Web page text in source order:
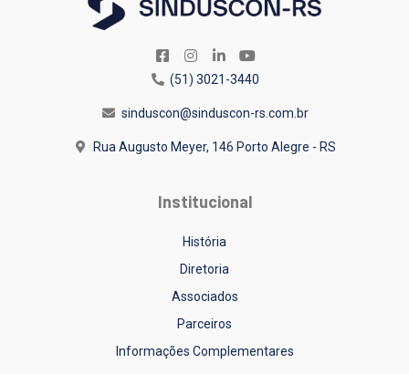
(51) 3021-3440
sinduscon@sinduscon-rs.com.br
Rua Augusto Meyer, 146 Porto Alegre - RS
Institucional
História
Diretoria
Associados
Parceiros
Informações Complementares